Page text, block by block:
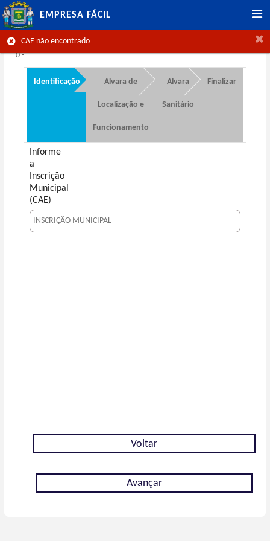
EMPRESA FÁCIL
0 -
Identificação Alvara de
Localização e
Funcionamento
Alvara
Sanitário
Finalizar
Informe
a
Inscrição
Municipal
(CAE)
CAE não encontrado